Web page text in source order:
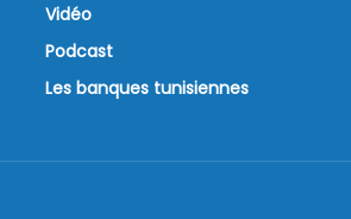
Vidéo
Podcast
Les banques tunisiennes